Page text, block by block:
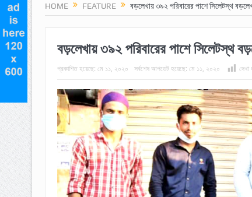
HOME FEATURE বড়লেখায় ৩৯২ পরিবারের পাশে সিলেটস্থ
বড়লেখায় ৩৯২ পরিবারের পাশে সিলেটস্থ
প্রকাশিত হয়েছে: মে ১১, ২০২০ সর্বশেষ আপডেট হয়েছে: মে ১১, ২০২০ দেখা